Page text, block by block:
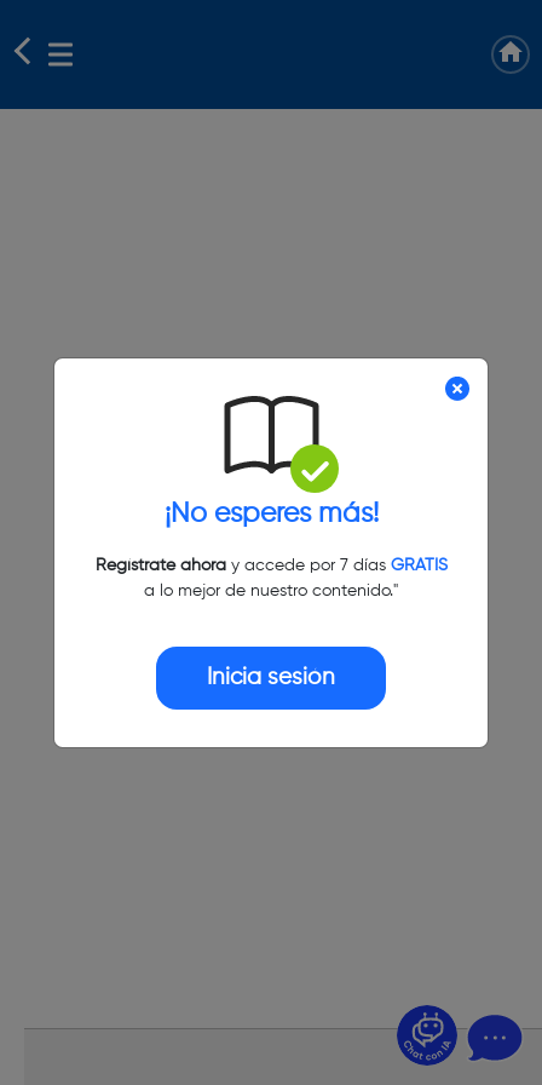
¡No esperes más!
Regístrate ahoray accede por 7 días GRATIS
a lo mejor de nuestro contenido."
Inicia sesión